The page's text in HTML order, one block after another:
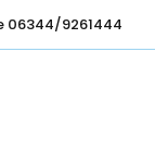
06344/9261444